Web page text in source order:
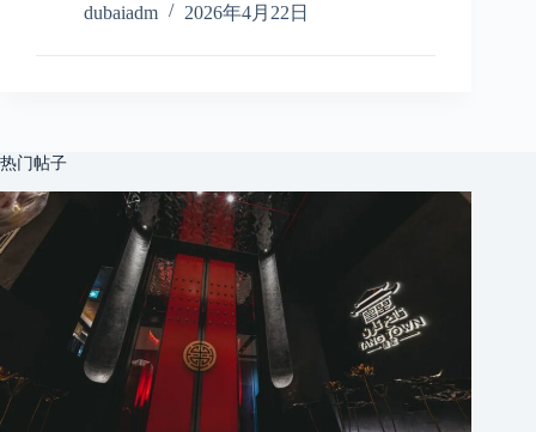
dubaiadm
2026年4月22日
热门帖子